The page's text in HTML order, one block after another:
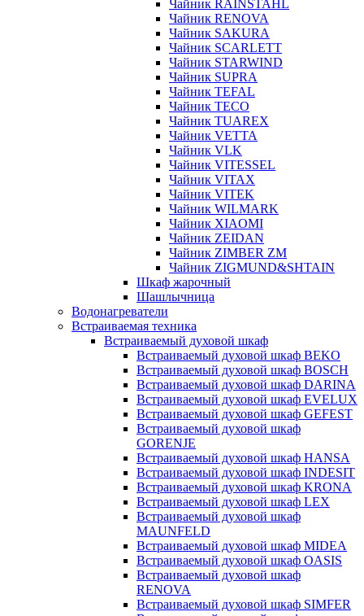
Чайник RAINSTAHL
Чайник RENOVA
Чайник SAKURA
Чайник SCARLETT
Чайник STARWIND
Чайник SUPRA
Чайник TEFAL
Чайник TECO
Чайник TUAREX
Чайник VETTA
Чайник VLK
Чайник VITESSEL
Чайник VITAX
Чайник VITEK
Чайник WILMARK
Чайник XIAOMI
Чайник ZEIDAN
Чайник ZIMBER ZM
Чайник ZIGMUND&SHTAIN
Шкаф жарочный
Шашлычница
Водонагреватели
Встраиваемая техника
Встраиваемый духовой шкаф
Встраиваемый духовой шкаф BEKO
Встраиваемый духовой шкаф BOSCH
Встраиваемый духовой шкаф DARINA
Встраиваемый духовой шкаф EVELUX
Встраиваемый духовой шкаф GEFEST
Встраиваемый духовой шкаф
GORENJE
Встраиваемый духовой шкаф HANSA
Встраиваемый духовой шкаф INDESIT
Встраиваемый духовой шкаф KRONA
Встраиваемый духовой шкаф LEX
Встраиваемый духовой шкаф
MAUNFELD
Встраиваемый духовой шкаф MIDEA
Встраиваемый духовой шкаф OASIS
Встраиваемый духовой шкаф
RENOVA
Встраиваемый духовой шкаф SIMFER